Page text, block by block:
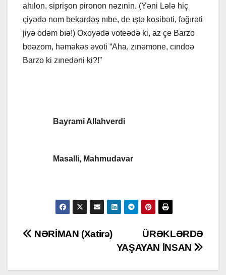
ahılon, siprişon pironon nəzınin. (Yəni Lələ hiç
çiyədə nom bekardəş nıbe, de ıştə kosibəti, fəğırəti
jiyə odəm bıə!) Oxoyədə voteədə ki, az çe Barzo
boəzom, həməkəs əvoti “Aha, zınəmone, cındoə
Barzo ki zınedəni ki?!”
Bayrami Allahverdi
Masalli, Mahmudavar
Post
ÜRƏKLƏRDƏ
YAŞAYAN İNSAN
NƏRİMAN (Xatirə)